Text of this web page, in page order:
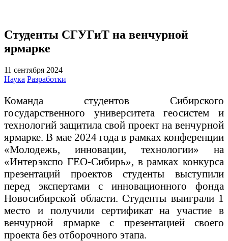
Студенты СГУГиТ на венчурной
ярмарке
11 сентября 2024
Наука Разработки
Команда студентов Сибирского
государственного университета геосистем и
технологий защитила свой проект на венчурной
ярмарке. В мае 2024 года в рамках конференции
«Молодежь, инновации, технологии» на
«Интерэкспо ГЕО-Сибирь», в рамках конкурса
презентаций проектов студенты выступили
перед экспертами с инновационного фонда
Новосибирской области. Студенты выиграли 1
место и получили сертификат на участие в
венчурной ярмарке с презентацией своего
проекта без отборочного этапа.